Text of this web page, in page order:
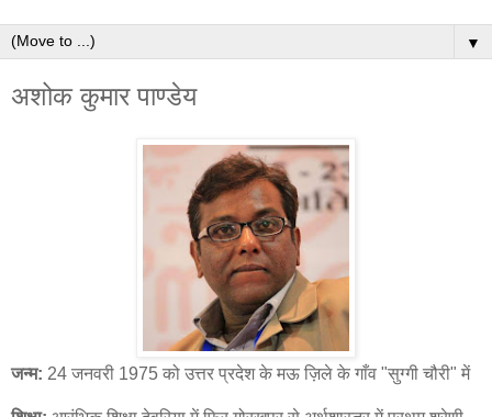
▼
अशोक कुमार पाण्डेय
जन्म: 24 जनवरी 1975 को उत्तर प्रदेश के मऊ ज़िले के गाँव "सुग्गी चौरी" में